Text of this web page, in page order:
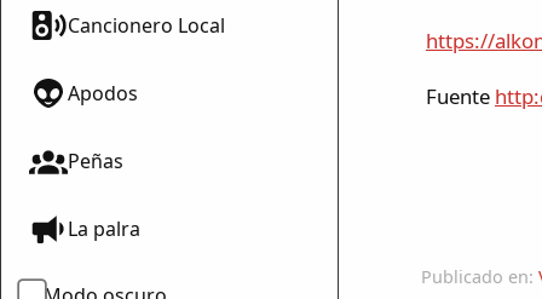
Cancionero Local
Apodos
Peñas
La palra
https://
Fuente
Publicado en: